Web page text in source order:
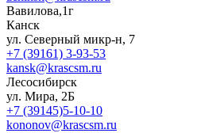
Вавилова,1г
Канск
ул. Северный микр-н, 7
+7 (39161) 3-93-53
kansk@krascsm.ru
Лесосибирск
ул. Мира, 2Б
+7 (39145)5-10-10
kononov@krascsm.ru